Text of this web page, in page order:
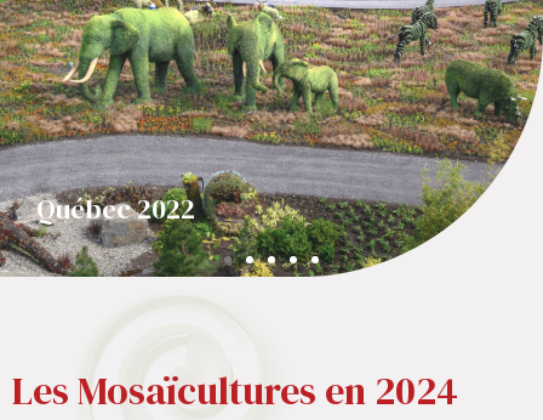
Les Mosaïcultures en 2024